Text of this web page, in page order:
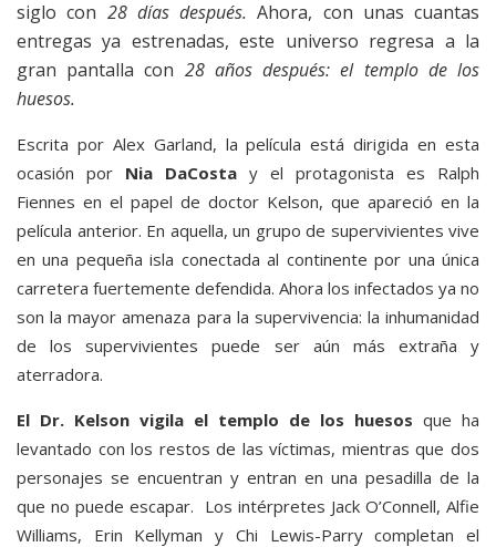
siglo con 28 días después.Ahora, con unas cuantas
entregas ya estrenadas, este universo regresa a la
gran pantalla con 28 años después: el templo de los
huesos.
Escrita por Alex Garland, la película está dirigida en esta
ocasión por Nia DaCosta y el protagonista es Ralph
Fiennes en el papel de doctor Kelson, que apareció en la
película anterior. En aquella, un grupo de supervivientes vive
en una pequeña isla conectada al continente por una única
carretera fuertemente defendida. Ahora los infectados ya no
son la mayor amenaza para la supervivencia: la inhumanidad
de los supervivientes puede ser aún más extraña y
aterradora.
El Dr. Kelson vigila el templo de los huesos que ha
levantado con los restos de las víctimas, mientras que dos
personajes se encuentran y entran en una pesadilla de la
que no puede escapar. Los intérpretes Jack O’Connell, Alfie
Williams, Erin Kellyman y Chi Lewis-Parry completan el